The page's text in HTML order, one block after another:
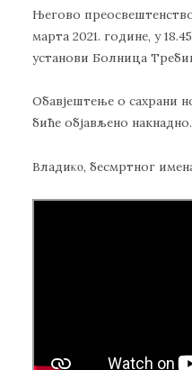
Његово
марта 2021. године, у
установи Болница
Обавјештење о сахрани
биће објављено накнадно.
Владиκο, бесмртног